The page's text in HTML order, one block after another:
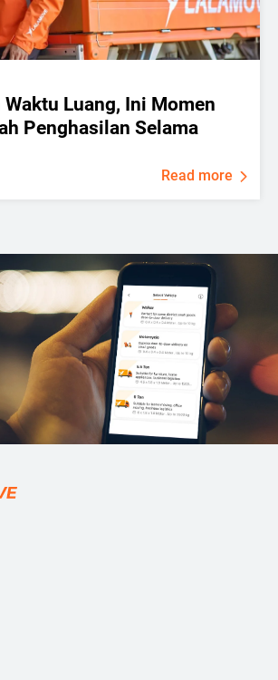
Luang, Ini Momen
Penghasilan Selama
Read more